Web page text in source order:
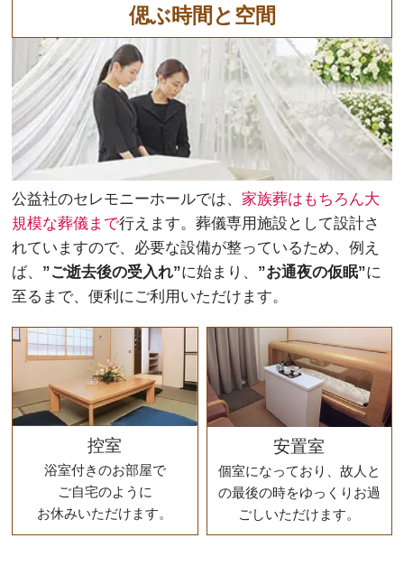
偲ぶ時間と空間
公益社のセレモニーホールでは、 家族葬はもちろん大
規模な葬儀まで行えます。葬儀専用施設として設計さ
れていますので、必要な設備が整っているため、例え
ば、 ”ご逝去後の受入れ”に始まり、 ”お通夜の仮眠”に
至るまで、便利にご利用いただけます。
控室
浴室付きのお部屋で
ご自宅のように
お休みいただけます。
安置室
個室になっており、故人と
の最後の時をゆっくりお過
ごしいただけます。